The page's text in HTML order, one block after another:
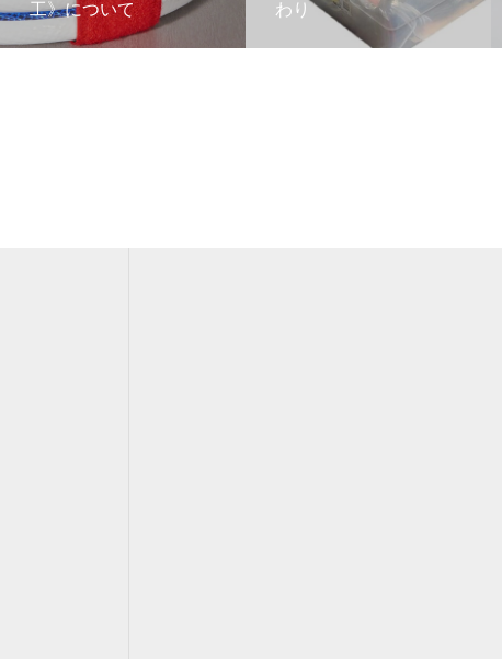
工》について
わり